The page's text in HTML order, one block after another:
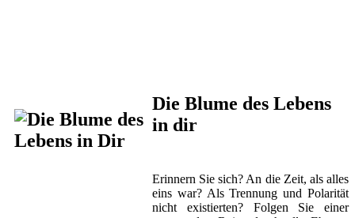
Die Blume des Lebens
in dir
Erinnern Sie sich? An die Zeit, als alles
eins war? Als Trennung und Polarität
nicht existierten? Folgen Sie einer